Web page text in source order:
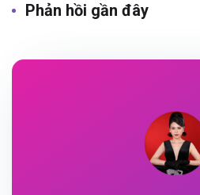
Phản hồi gần đây